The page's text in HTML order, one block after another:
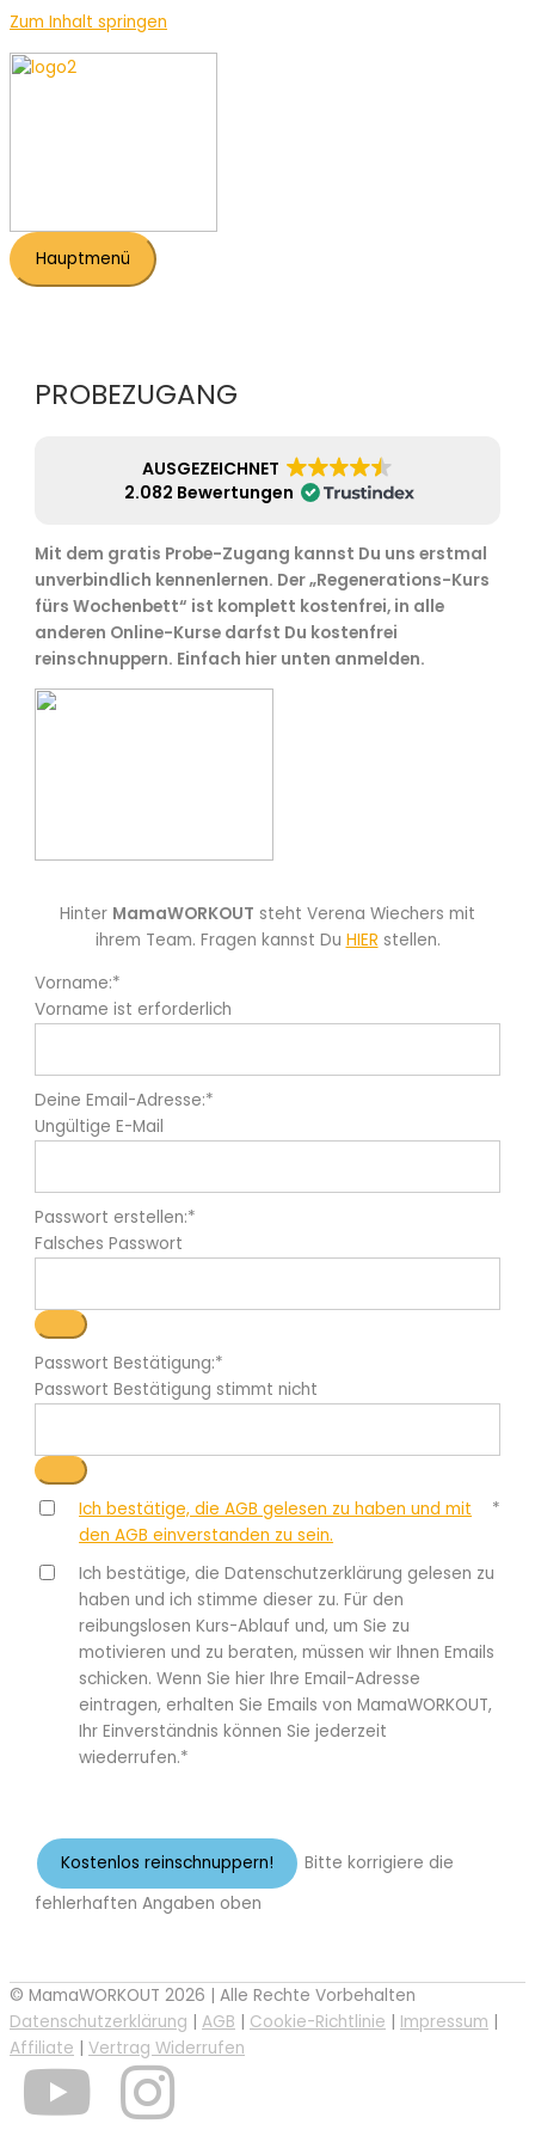
Zum Inhalt springen
Hauptmenü
PROBEZUGANG
AUSGEZEICHNET
2.082 Bewertungen
Mit dem gratis Probe-Zugang kannst Du uns erstmal
unverbindlich kennenlernen. Der „Regenerations-Kurs
fürs Wochenbett“ ist komplett kostenfrei, in alle
anderen Online-Kurse darfst Du kostenfrei
reinschnuppern. Einfach hier unten anmelden.
Hinter MamaWORKOUT steht Verena Wiechers mit
ihrem Team. Fragen kannst Du HIER stellen.
Vorname:*
Vorname ist erforderlich
Deine Email-Adresse:*
Ungültige E-Mail
Passwort erstellen:*
Falsches Passwort
Passwort Bestätigung:*
Passwort Bestätigung stimmt nicht
Ich bestätige, die AGB gelesen zu haben und mit
den AGB einverstanden zu sein.
*
Ich bestätige, die Datenschutzerklärung gelesen zu
haben und ich stimme dieser zu. Für den
reibungslosen Kurs-Ablauf und, um Sie zu
motivieren und zu beraten, müssen wir Ihnen Emails
schicken. Wenn Sie hier Ihre Email-Adresse
eintragen, erhalten Sie Emails von MamaWORKOUT,
Ihr Einverständnis können Sie jederzeit
wiederrufen.*
Wert fehlt
Bitte korrigiere die
fehlerhaften Angaben oben
© MamaWORKOUT 2026 | Alle Rechte Vorbehalten
Datenschutzerklärung
AGB Cookie-Richtlinie Impressum
Affiliate
Vertrag Widerrufen